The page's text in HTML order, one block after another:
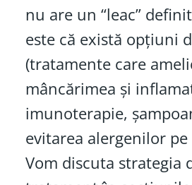
nu are un “leac”
este că există opțiuni
(tratamente care
mâncărimea și
imunoterapie,
evitarea alergenilor
Vom discuta strategia